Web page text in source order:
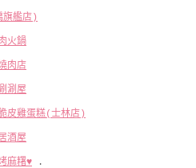
旗艦店)
火鍋
肉店
涮屋
皮雞蛋糕(士林店)
酒屋
麻糬♥ .